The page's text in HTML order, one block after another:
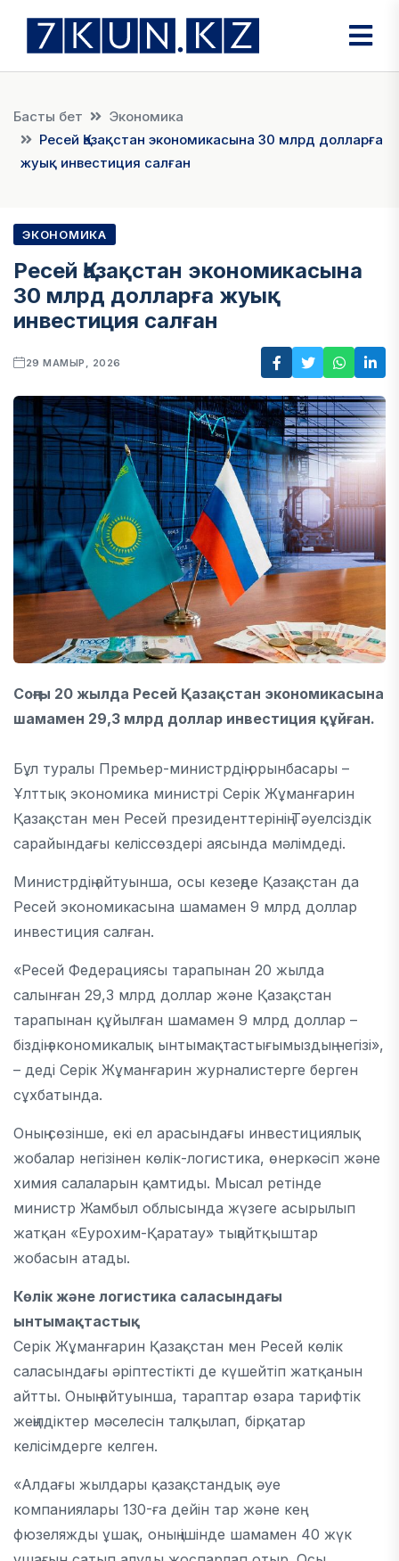
Басты бет
Экономика
Ресей Қазақстан экономикасына 30 млрд долларға
жуық инвестиция салған
ЭКОНОМИКА
Ресей Қазақстан экономикасына
30 млрд долларға жуық
инвестиция салған
29 МАМЫР, 2026
Соңғы 20 жылда Ресей Қазақстан экономикасына
шамамен 29,3 млрд доллар инвестиция құйған.
Бұл туралы Премьер-министрдің орынбасары –
Ұлттық экономика министрі Серік Жұманғарин
Қазақстан мен Ресей президенттерінің Тәуелсіздік
сарайындағы келіссөздері аясында мәлімдеді.
Министрдің айтуынша, осы кезеңде Қазақстан да
Ресей экономикасына шамамен 9 млрд доллар
инвестиция салған.
«Ресей Федерациясы тарапынан 20 жылда
салынған 29,3 млрд доллар және Қазақстан
тарапынан құйылған шамамен 9 млрд доллар –
біздің экономикалық ынтымақтастығымыздың негізі»,
– деді Серік Жұманғарин журналистерге берген
сұхбатында.
Оның сөзінше, екі ел арасындағы инвестициялық
жобалар негізінен көлік-логистика, өнеркәсіп және
химия салаларын қамтиды. Мысал ретінде
министр Жамбыл облысында жүзеге асырылып
жатқан «Еурохим-Қаратау» тыңайтқыштар
жобасын атады.
Көлік және логистика саласындағы
ынтымақтастық
Серік Жұманғарин Қазақстан мен Ресей көлік
саласындағы әріптестікті де күшейтіп жатқанын
айтты. Оның айтуынша, тараптар өзара тарифтік
жеңілдіктер мәселесін талқылап, бірқатар
келісімдерге келген.
«Алдағы жылдары қазақстандық әуе
компаниялары 130-ға дейін тар және кең
фюзеляжды ұшақ, оның ішінде шамамен 40 жүк